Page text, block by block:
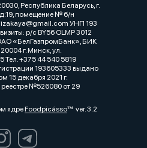
Республика Беларусь, г.
помещение № б/н
УНП 193
р/с BY56 OLMP 3012
«БелГазпромБанк», БИК
г. Минск, ул.
+375 44 540 5819
193605333 выдано
15 декабря 2021 г.
реестре №526080 от 29
ядреFoodpicássover. 3.2